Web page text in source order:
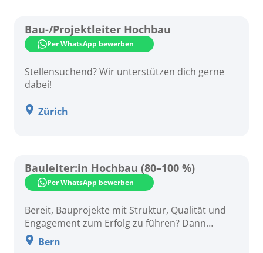
Bau-/Projektleiter Hochbau
Per WhatsApp bewerben
Stellensuchend? Wir unterstützen dich gerne
dabei!
Zürich
Bauleiter:in Hochbau (80–100 %)
Per WhatsApp bewerben
Bereit, Bauprojekte mit Struktur, Qualität und
Engagement zum Erfolg zu führen? Dann
freuen wir uns auf Ihre Bewerbung.
Bern